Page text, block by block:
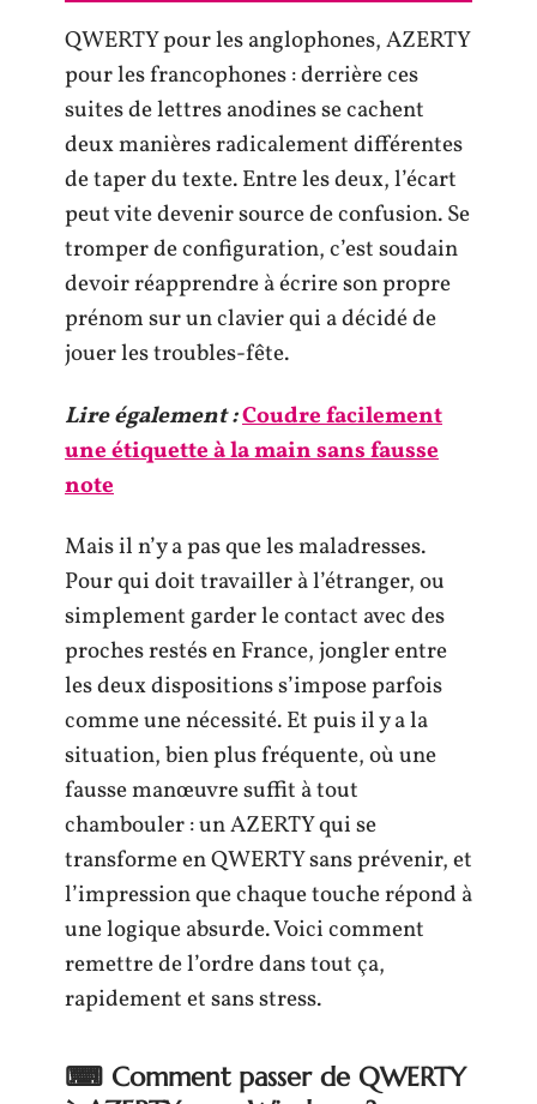
QWERTY pour les anglophones, AZERTY
pour les francophones : derrière ces
suites de lettres anodines se cachent
deux manières radicalement différentes
de taper du texte. Entre les deux, l’écart
peut vite devenir source de confusion. Se
tromper de configuration, c’est soudain
devoir réapprendre à écrire son propre
prénom sur un clavier qui a décidé de
jouer les troubles-fête.
Lire également :Coudre facilement
une étiquette à la main sans fausse
note
Mais il n’y a pas que les maladresses.
Pour qui doit travailler à l’étranger, ou
simplement garder le contact avec des
proches restés en France, jongler entre
les deux dispositions s’impose parfois
comme une nécessité. Et puis il y a la
situation, bien plus fréquente, où une
fausse manœuvre suffit à tout
chambouler : un AZERTY qui se
transforme en QWERTY sans prévenir, et
l’impression que chaque touche répond à
une logique absurde. Voici comment
remettre de l’ordre dans tout ça,
rapidement et sans stress.
⌨ Comment passer de QWERTY